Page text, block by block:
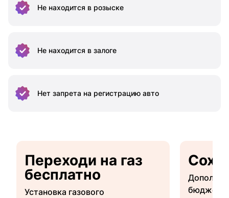
Не находится в розыске
Не находится в залоге
Нет запрета на регистрацию авто
Переходи на газ
бесплатно
Установка газового